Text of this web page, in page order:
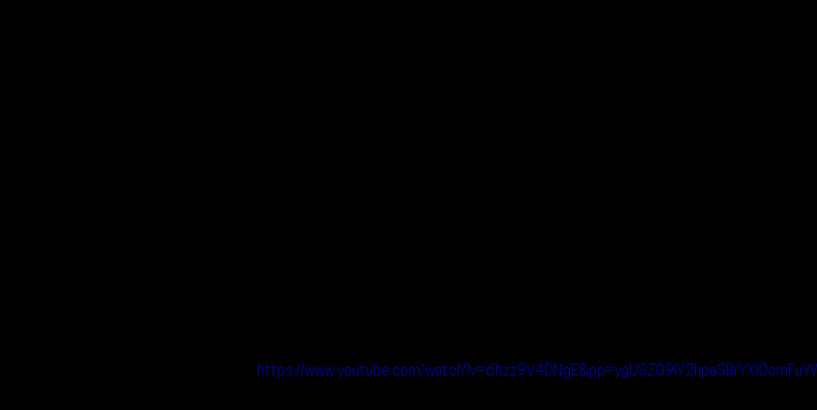
https://www.youtube.com/